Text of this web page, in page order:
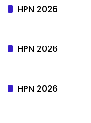
HPN 2026
HPN 2026
HPN 2026